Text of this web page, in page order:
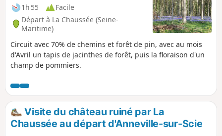
1h 55
Facile
Départ à La Chaussée (Seine-
Maritime)
Circuit avec 70% de chemins et forêt de pin, avec au mois
d'Avril un tapis de jacinthes de forêt, puis la floraison d'un
champ de pommiers.
Visite du château ruiné par La
Chaussée au départ d'Anneville-sur-Scie